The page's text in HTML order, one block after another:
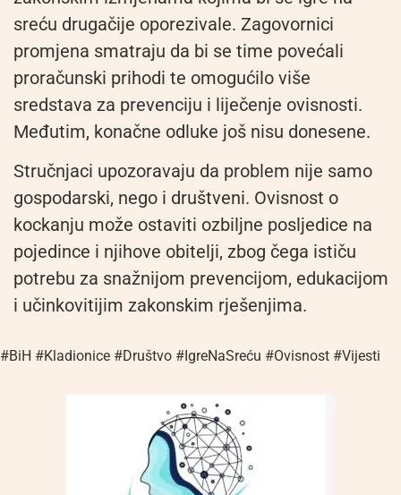
sreću drugačije oporezivale. Zagovornici
promjena smatraju da bi se time povećali
proračunski prihodi te omogućilo više
sredstava za prevenciju i liječenje ovisnosti.
Međutim, konačne odluke još nisu donesene.
Stručnjaci upozoravaju da problem nije samo
gospodarski, nego i društveni. Ovisnost o
kockanju može ostaviti ozbiljne posljedice na
pojedince i njihove obitelji, zbog čega ističu
potrebu za snažnijom prevencijom, edukacijom
i učinkovitijim zakonskim rješenjima.
#BiH #Kladionice #Društvo #IgreNaSreću #Ovisnost #Vijesti